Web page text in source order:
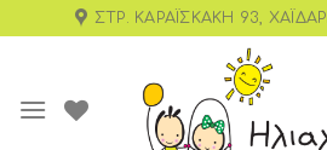
ΣΤΡ. ΚΑΡΑΪΣΚΆΚΗ 93, ΧΑΪΔΆΡΙ